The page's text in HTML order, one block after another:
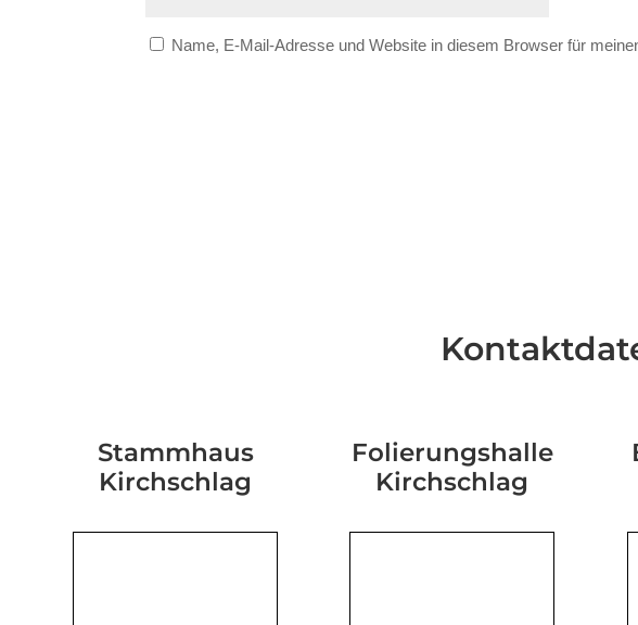
Name, E-Mail-Adresse und Website in diesem Browser für
Stammhaus
Kirchschlag
Folierungshalle
Kirchschlag